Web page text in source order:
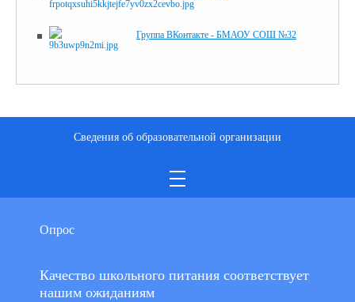
Группа ВКонтакте - БМАОУ СОШ №32
Сведения об образовательной организации
Опрос
Качество школьного питания соответствует
нашим ожиданиям